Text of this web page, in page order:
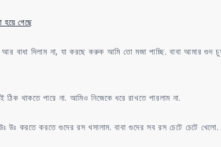
হয়ে গেছে
আর বাধা দিলাম না, যা করছে করুক আমি তো মজা পাচ্ছি. বাবা আমার
থাকতে পারে না. আমিও নিজেকে ধরে রাখতে পারলাম না.
উঃ করতে করতে গুদের রস খসালাম. বাবা গুদের সব রস চেটে চেটে খেলো.